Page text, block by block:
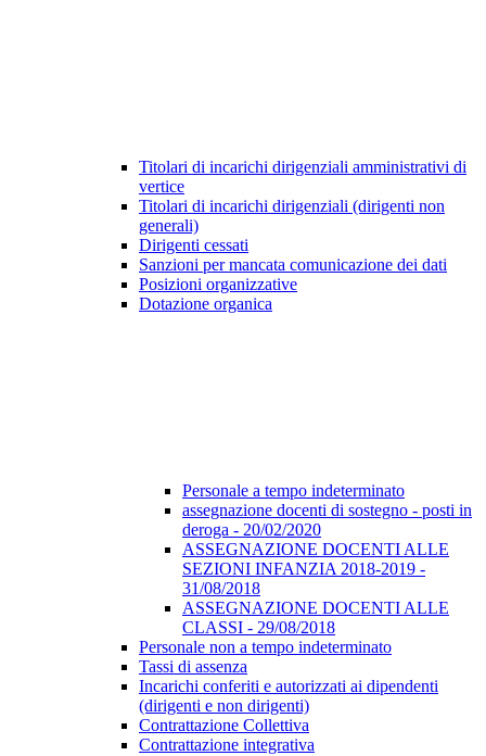
Titolari di incarichi dirigenziali amministrativi di
vertice
Titolari di incarichi dirigenziali (dirigenti non
generali)
Dirigenti cessati
Sanzioni per mancata comunicazione dei dati
Posizioni organizzative
Dotazione organica
Personale a tempo indeterminato
assegnazione docenti di sostegno - posti in
deroga - 20/02/2020
ASSEGNAZIONE DOCENTI ALLE
SEZIONI INFANZIA 2018-2019 -
31/08/2018
ASSEGNAZIONE DOCENTI ALLE
CLASSI - 29/08/2018
Personale non a tempo indeterminato
Tassi di assenza
Incarichi conferiti e autorizzati ai dipendenti
(dirigenti e non dirigenti)
Contrattazione Collettiva
Contrattazione integrativa